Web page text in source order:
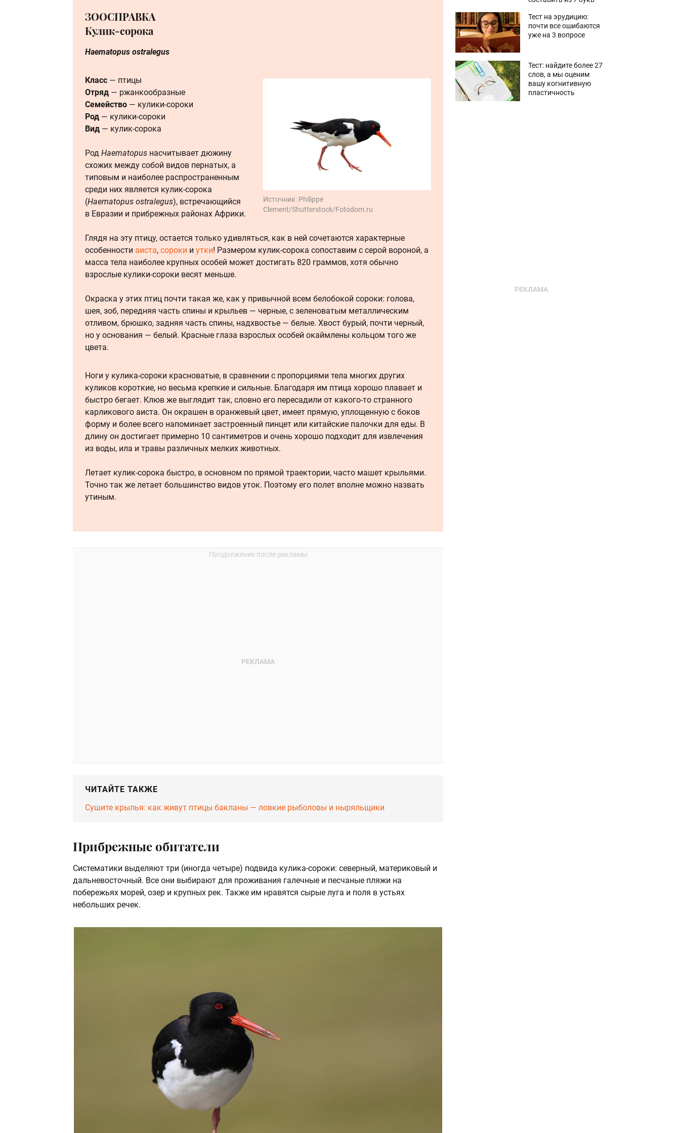
ЗООСПРАВКА
Кулик-сорока
Haematopus ostralegus
Источник: Philippe
Clement/Shutterstock/Fotodom.ru
Класс — птицы
Отряд — ржанкообразные
Семейство — кулики-сороки
Род — кулики-сороки
Вид — кулик-сорока
Род Haematopus насчитывает дюжину
схожих между собой видов пернатых, а
типовым и наиболее распространенным
среди них является кулик-сорока
(Haematopus ostralegus), встречающийся
в Евразии и прибрежных районах Африки.
Глядя на эту птицу, остается только удивляться, как в ней сочетаются характерные
особенности аиста, сороки и утки! Размером кулик-сорока сопоставим с серой вороной, а
масса тела наиболее крупных особей может достигать 820 граммов, хотя обычно
взрослые кулики-сороки весят меньше.
Окраска у этих птиц почти такая же, как у привычной всем белобокой сороки: голова,
шея, зоб, передняя часть спины и крыльев — черные, с зеленоватым металлическим
отливом, брюшко, задняя часть спины, надхвостье — белые. Хвост бурый, почти черный,
но у основания — белый. Красные глаза взрослых особей окаймлены кольцом того же
цвета.
Ноги у кулика-сороки красноватые, в сравнении с пропорциями тела многих других
куликов короткие, но весьма крепкие и сильные. Благодаря им птица хорошо плавает и
быстро бегает. Клюв же выглядит так, словно его пересадили от какого-то странного
карликового аиста. Он окрашен в оранжевый цвет, имеет прямую, уплощенную с боков
форму и более всего напоминает застроенный пинцет или китайские палочки для еды. В
длину он достигает примерно 10 сантиметров и очень хорошо подходит для извлечения
из воды, ила и травы различных мелких животных.
Летает кулик-сорока быстро, в основном по прямой траектории, часто машет крыльями.
Точно так же летает большинство видов уток. Поэтому его полет вполне можно назвать
утиным.
ЧИТАЙТЕ ТАКЖЕ
Сушите крылья: как живут птицы бакланы — ловкие рыболовы и ныряльщики
Прибрежные обитатели
Систематики выделяют три (иногда четыре) подвида кулика-сороки: северный, материковый и
дальневосточный. Все они выбирают для проживания галечные и песчаные пляжи на
побережьях морей, озер и крупных рек. Также им нравятся сырые луга и поля в устьях
небольших речек.
Тест на эрудицию:
почти все ошибаются
уже на 3 вопросе
Тест: найдите более 27
слов, а мы оценим
вашу когнитивную
пластичность